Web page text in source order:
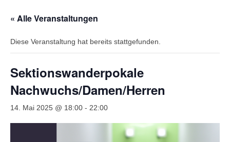
Vorstandschaft
Unsere Erfolge
Die Geschichte unserer Kapelle
Jugendarbeit
« Alle Veranstaltungen
Diese Veranstaltung hat bereits stattgefunden.
Sektionswanderpokale
Nachwuchs/Damen/Herren
14. Mai 2025 @ 18:00 - 22:00